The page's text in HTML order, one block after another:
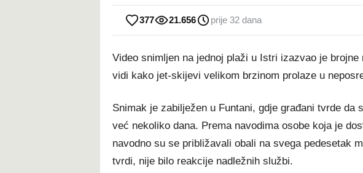
377 21.656 prije 32 dana
Video snimljen na jednoj plaži u Istri izazvao je
vidi kako jet-skijevi velikom brzinom prolaze u
Snimak je zabilježen u Funtani, gdje građani tvrde da
već nekoliko dana. Prema navodima osobe koja je
navodno su se približavali obali na svega pedesetak
tvrdi, nije bilo reakcije nadležnih službi.